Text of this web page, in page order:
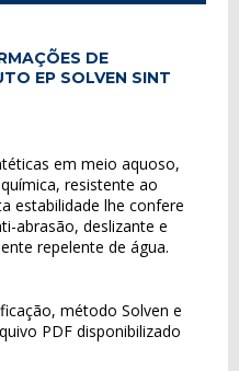
DE
EP SOLVEN SINT
em meio aquoso,
resistente ao
estabilidade lhe confere
abrasão, deslizante e
repelente de água.
método Solven e
PDF disponibilizado